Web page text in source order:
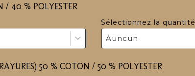
/ 40 % POLYESTER
Sélectionnez la quantité
Auncun
50 % COTON / 50 % POLYESTER